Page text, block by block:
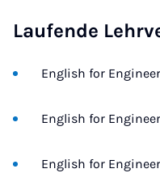
Laufende
English for
English for
English for